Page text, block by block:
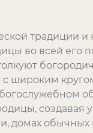
традиции и
во всей его
широким
создавая
домах